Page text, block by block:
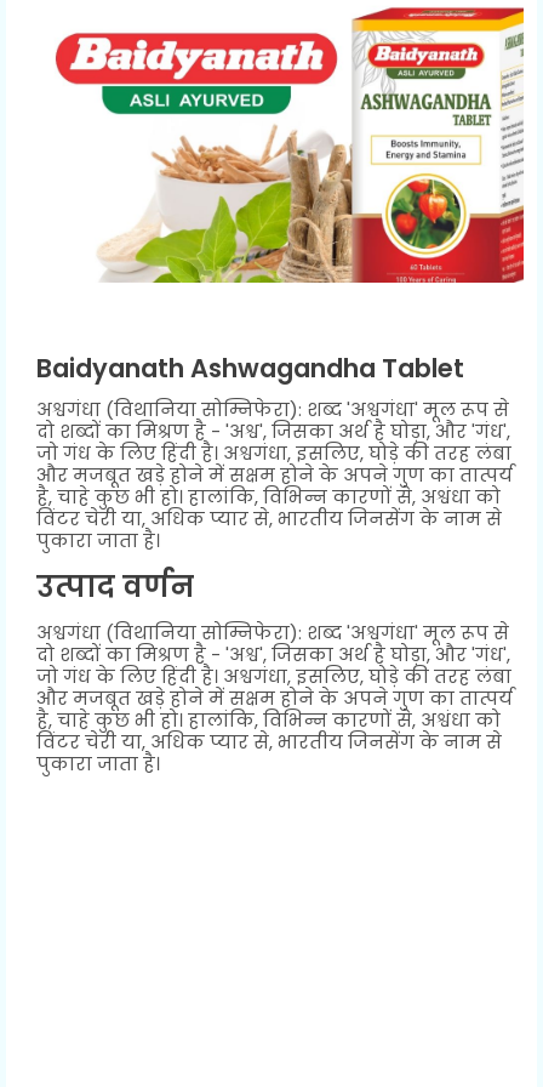
Baidyanath Ashwagandha Tablet
अश्वगंधा (विथानिया सोम्निफेरा): शब्द 'अश्वगंधा' मूल रूप से
दो शब्दों का मिश्रण है - 'अश्व', जिसका अर्थ है घोड़ा, और 'गंध',
जो गंध के लिए हिंदी है। अश्वगंधा, इसलिए, घोड़े की तरह लंबा
और मजबूत खड़े होने में सक्षम होने के अपने गुण का तात्पर्य
है, चाहे कुछ भी हो। हालांकि, विभिन्न कारणों से, अश्वंधा को
विंटर चेरी या, अधिक प्यार से, भारतीय जिनसेंग के नाम से
पुकारा जाता है।
उत्पाद वर्णन
अश्वगंधा (विथानिया सोम्निफेरा): शब्द 'अश्वगंधा' मूल रूप से
दो शब्दों का मिश्रण है - 'अश्व', जिसका अर्थ है घोड़ा, और 'गंध',
जो गंध के लिए हिंदी है। अश्वगंधा, इसलिए, घोड़े की तरह लंबा
और मजबूत खड़े होने में सक्षम होने के अपने गुण का तात्पर्य
है, चाहे कुछ भी हो। हालांकि, विभिन्न कारणों से, अश्वंधा को
विंटर चेरी या, अधिक प्यार से, भारतीय जिनसेंग के नाम से
पुकारा जाता है।